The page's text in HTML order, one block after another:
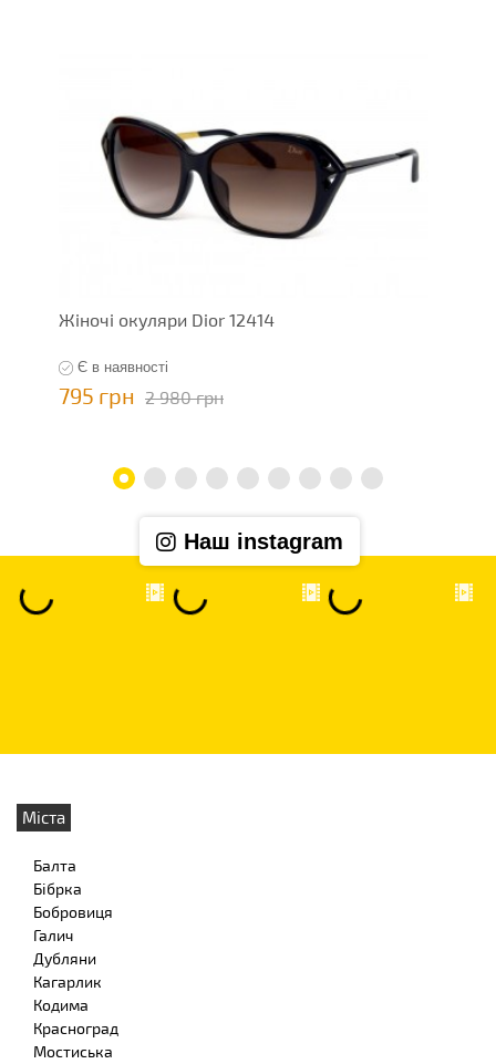
Жіночі окуляри Dior 12414
Є в наявності
795 грн 2 980 грн
Наш instagram
Міста
Балта
Бібрка
Бобровиця
Галич
Дубляни
Кагарлик
Кодима
Красноград
Мостиська